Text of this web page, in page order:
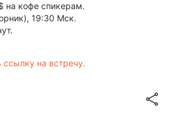
на кофе спикерам.
19:30 Мск.
ссылку на встречу.